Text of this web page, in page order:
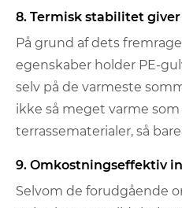
8. Termisk stabilitet
På grund af dets
egenskaber holder PE-
selv på de varmeste
ikke så meget varme
terrassematerialer, så
9. Omkostningseffektiv
Selvom de forudgående